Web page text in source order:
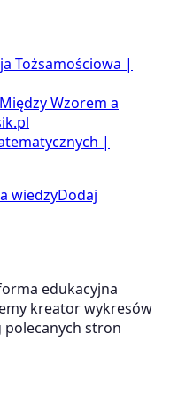
Tożsamościowa |
Wzorem a
|
wiedzyDodaj
edukacyjna
kreator wykresów
polecanych stron